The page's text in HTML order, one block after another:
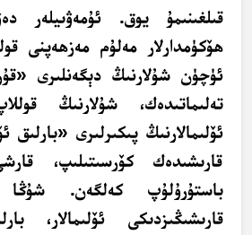
قىلغىنىمۇ يوق. ئۇمەۋىيلەر
ھۆكۈمدارلار مەلۇم مەزھەپنى
ئۈچۈن شۇلارنىڭ دېگەنلىرى
تەلىماتىدەك، شۇلارنىڭ
ئۆلىمالارنىڭ پىكىرلىرى «بارلىق
قارىشىدەك كۆرسىتىلىپ،
باستۇرۇلۇپ كەلگەن.
قارىشىڭىزدىكى ئۆلىمالار،